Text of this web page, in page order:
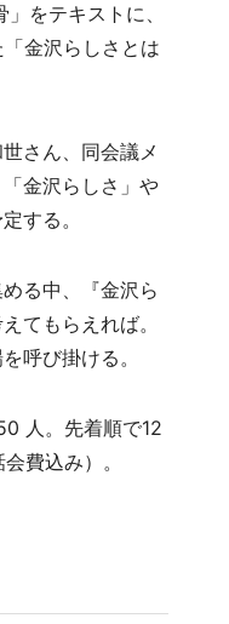
をテキストに、
金沢らしさとは
さん、同会議メ
金沢らしさ」や
する。
る中、『金沢ら
てもらえれば。
呼び掛ける。
人。先着順で12
費込み）。